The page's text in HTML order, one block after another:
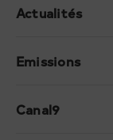
Actualités
Emissions
Canal9